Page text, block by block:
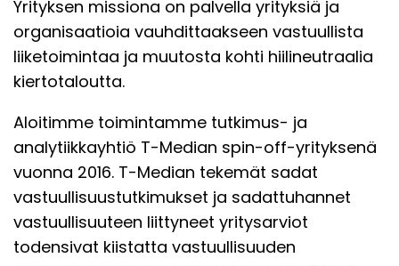
Yrityksen missiona on palvella yrityksiä ja
organisaatioia vauhdittaakseen vastuullista
liiketoimintaa ja muutosta kohti hiilineutraalia
kiertotaloutta.
Aloitimme toimintamme tutkimus- ja
analytiikkayhtiö T-Median spin-off-yrityksenä
vuonna 2016. T-Median tekemät sadat
vastuullisuustutkimukset ja sadattuhannet
vastuullisuuteen liittyneet yritysarviot
todensivat kiistatta vastuullisuuden